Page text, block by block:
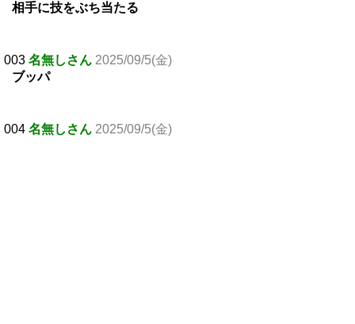
相手に技をぶち当たる
003 名無しさん 2025/09/5(金)
ブッパ
004 名無しさん 2025/09/5(金)